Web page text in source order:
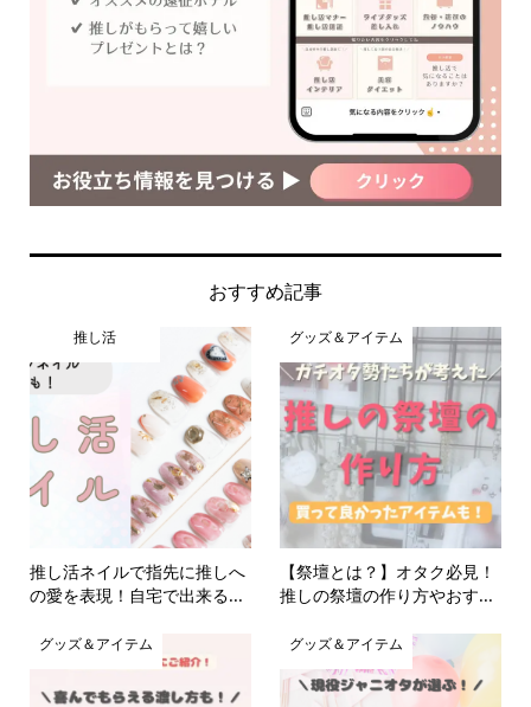
おすすめ記事
推し活
推し活ネイルで指先に推しへ
の愛を表現！自宅で出来る...
グッズ＆アイテム
【祭壇とは？】オタク必見！
推しの祭壇の作り方やおす...
グッズ＆アイテム グッズ＆アイテム